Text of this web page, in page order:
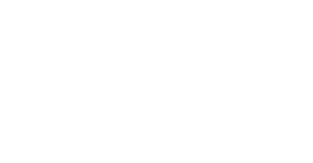
pd)